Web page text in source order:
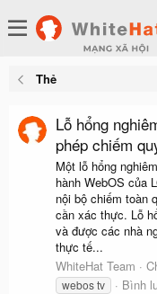
Thẻ
Lỗ hổng
phép chiếm
Một lỗ hổng
hành WebOS của
nội bộ chiếm toàn
cần xác thực. Lỗ
và được các nhà
thực tế...
WhiteHat Team
webos tv
Bình